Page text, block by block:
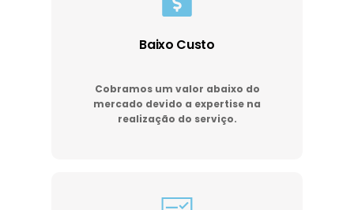
Baixo Custo
Cobramos um valor abaixo do
mercado devido a expertise na
realização do serviço.